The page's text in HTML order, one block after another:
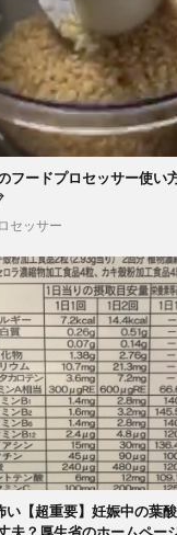
フードプロセッサー使い
セッサー
い【超重要】妊娠中の葉